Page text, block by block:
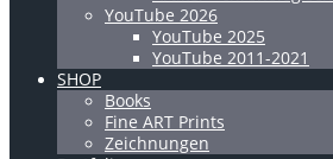
YouTube 2026
YouTube 2025
YouTube 2011-2021
SHOP
Books
Fine ART Prints
Zeichnungen